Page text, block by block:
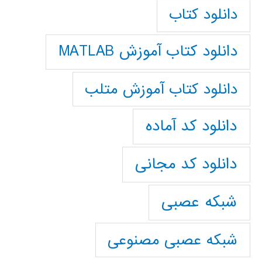
دانلود کتاب
دانلود کتاب آموزش MATLAB
دانلود کتاب آموزش متلب
دانلود کد آماده
دانلود کد مجانی
شبکه عصبی
شبکه عصبی مصنوعی